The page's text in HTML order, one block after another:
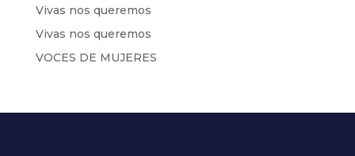
Vivas nos queremos
Vivas nos queremos
VOCES DE MUJERES